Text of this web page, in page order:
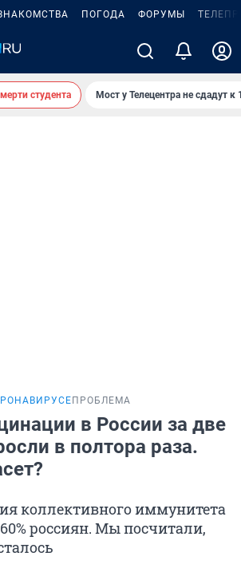
ПОГОДА ФОРУМЫ
студента Мост у Телецентра не сдадут к
ПРОБЛЕМА
в России за две
в полтора раза.
коллективного иммунитета
россиян. Мы посчитали,